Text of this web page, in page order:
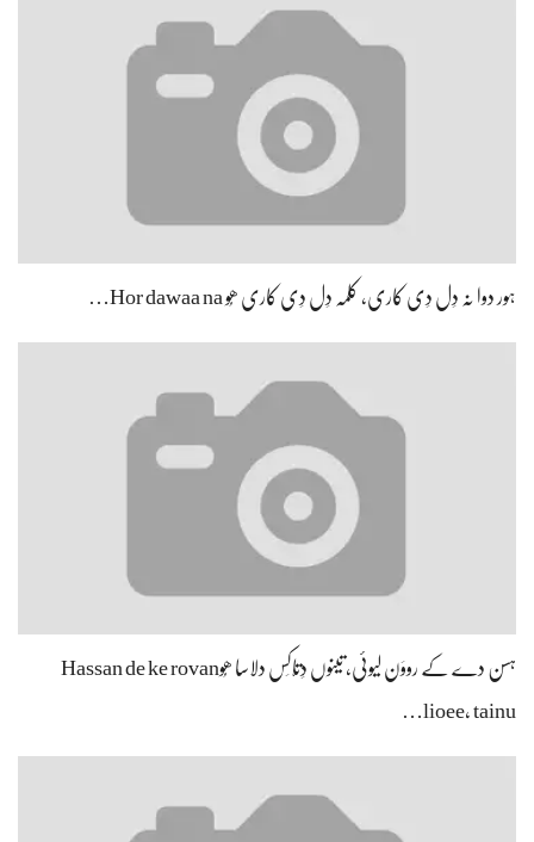
ہور دوا نہ دِل دِی کاری، کلمہ دِل دِی کاری ھُو Hor dawaa na…
ہسن دے کے رووَن لیوئی، تینوں دِتّاکِس دلاسا ھُوHassan de ke rovan
lioee, tainu…